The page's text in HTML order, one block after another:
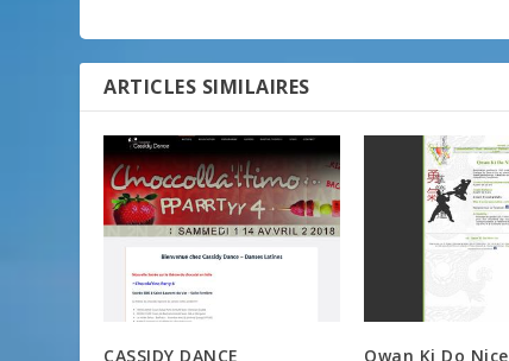
ARTICLES SIMILAIRES
CASSIDY DANCE Qwan Ki Do Nice